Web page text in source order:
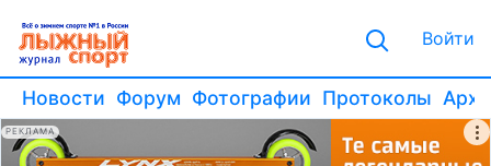
Войти
Новости Форум Фотографии Протоколы
РЕКЛАМА